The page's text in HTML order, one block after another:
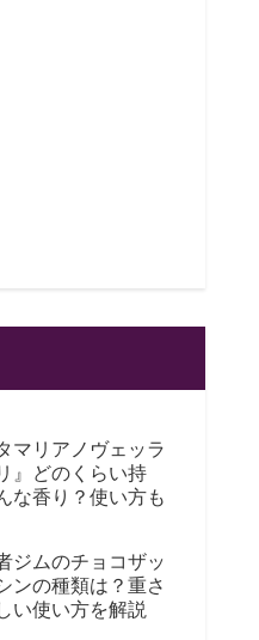
マリアノヴェッラ
』どのくらい持
な香り？使い方も
ジムのチョコザッ
ンの種類は？重さ
い使い方を解説